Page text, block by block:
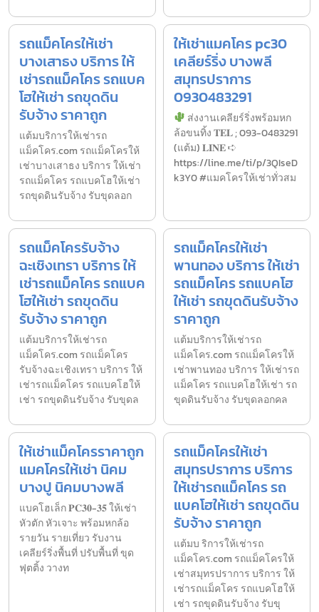
รถแม็คโครให้เช่า
บางเสาธง บริการ ให้
เช่ารถแม็คโคร รถแบค
โฮให้เช่า รถขุดดิน
รับจ้าง ราคาถูก
แต้มบริการให้เช่ารถ
แม็คโคร.com รถแม็คโครให้
เช่าบางเสาธง บริการ ให้เช่า
รถแม็คโคร รถแบคโฮให้เช่า
รถขุดดินรับจ้าง รับขุดลอก
ให้เช่าแมคโคร pc30
เคลียร์ริ่ง บางพลี
สมุทรปราการ
0930483291
ส่งงานเคลียร์ริ่งพร้อมหก
ล้อขนทิ้ง 𝐓𝐄𝐋 ; 093-0483291
(แต้ม) 𝐋𝐈𝐍𝐄 ➪
https://line.me/ti/p/3QIseD
k3Y0 #แมคโครให้เช่าทั่วสม
รถแม็คโครรับจ้าง
ฉะเชิงเทรา บริการ ให้
เช่ารถแม็คโคร รถแบค
โฮให้เช่า รถขุดดิน
รับจ้าง ราคาถูก
แต้มบริการให้เช่ารถ
แม็คโคร.com รถแม็คโคร
รับจ้างฉะเชิงเทรา บริการ ให้
เช่ารถแม็คโคร รถแบคโฮให้
เช่า รถขุดดินรับจ้าง รับขุดล
รถแม็คโครให้เช่า
พานทอง บริการ ให้เช่า
รถแม็คโคร รถแบคโฮ
ให้เช่า รถขุดดินรับจ้าง
ราคาถูก
แต้มบริการให้เช่ารถ
แม็คโคร.com รถแม็คโครให้
เช่าพานทอง บริการ ให้เช่ารถ
แม็คโคร รถแบคโฮให้เช่า รถ
ขุดดินรับจ้าง รับขุดลอกคล
ให้เช่าแม็คโครราคาถูก
แมคโครให้เช่า นิคม
บางปู นิคมบางพลี
แบคโฮเล็ก 𝐏𝐂𝟑𝟎-𝟑𝟓 ให้เช่า
หัวตัก หัวเจาะ พร้อมหกล้อ
รายวัน รายเที่ยว รับงาน
เคลียร์ริ่งพื้นที่ ปรับพื้นที่ ขุด
ฟุตติ้ง วางท
รถแม็คโครให้เช่า
สมุทรปราการ บริการ
ให้เช่ารถแม็คโคร รถ
แบคโฮให้เช่า รถขุดดิน
รับจ้าง ราคาถูก
แต้มบ ริการให้เช่ารถ
แม็คโคร.com รถแม็คโครให้
เช่าสมุทรปราการ บริการ ให้
เช่ารถแม็คโคร รถแบคโฮให้
เช่า รถขุดดินรับจ้าง รับขุ